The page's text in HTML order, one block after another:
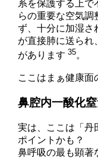
系を保護する上
らの重要な空気調
ず、十分に加湿さ
が直接肺に送られ
があります35。
ここはまぁ健康面
鼻腔内一酸化
実は、ここは「丹
ポイントかも？
鼻呼吸の最も顕著